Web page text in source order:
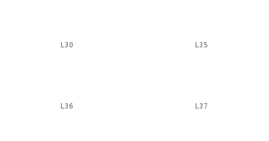
L30 L35
L36 L37